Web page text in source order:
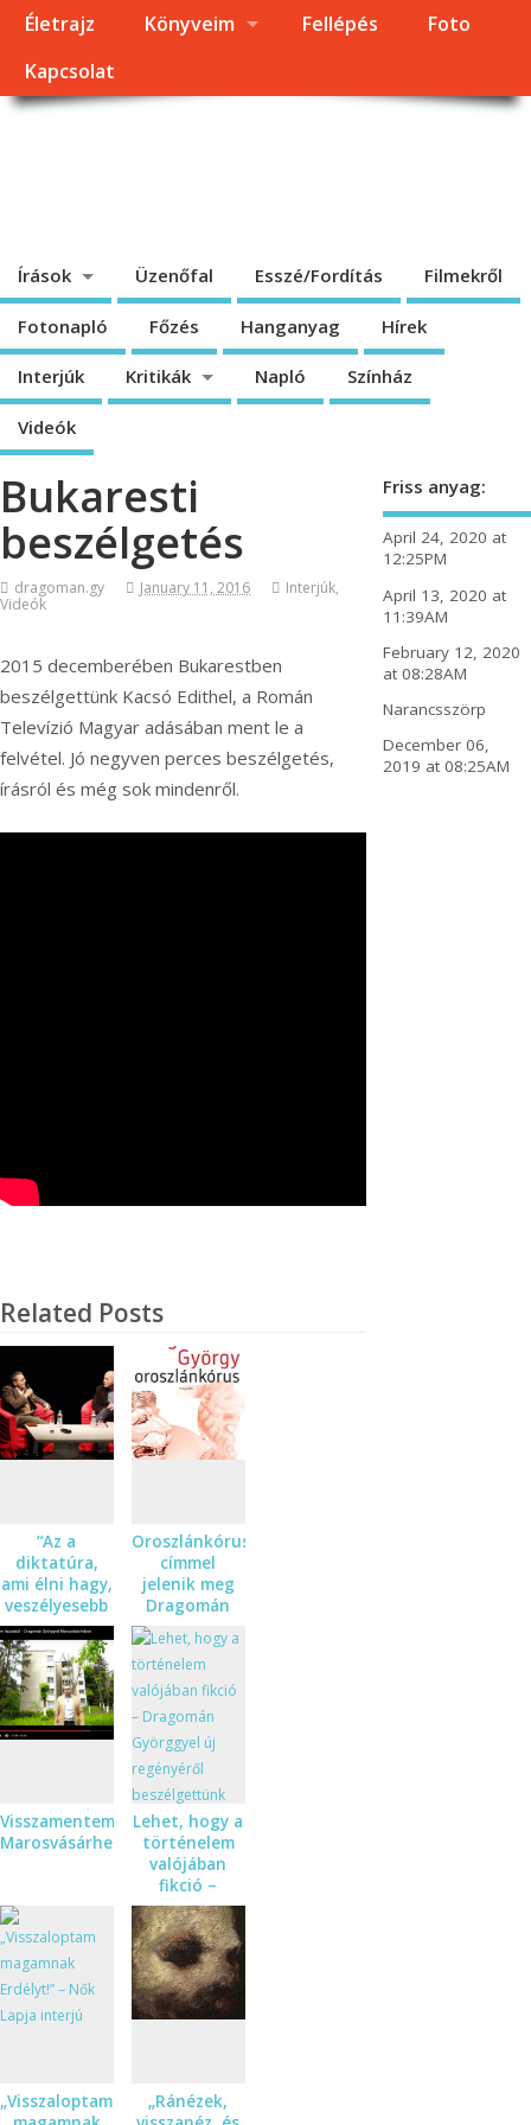
Életrajz Könyveim Fellépés
Foto
Kapcsolat
Írások Üzenőfal Esszé/Fordítás Filmekről
Fotonapló Főzés Hanganyag Hírek
Interjúk Kritikák Napló Színház
Videók
Bukaresti
beszélgetés
dragoman.gy January 11, 2016 Interjúk,
Videók
2015 decemberében Bukarestben
beszélgettünk Kacsó Edithel, a Román
Televízió Magyar adásában ment le a
felvétel. Jó negyven perces beszélgetés,
írásról és még sok mindenről.
Related Posts
“Az a
diktatúra,
ami élni hagy,
veszélyesebb
annál, ami el
akar
pusztítani” –
Dragomán
György és
Visky András
Oroszlánkórus
címmel
jelenik meg
Dragomán
György első
novelláskötete
Visszamentem
Marosvásárhelyre
Lehet, hogy a
történelem
valójában
fikció –
Dragomán
Györggyel új
regényéről
beszélgettünk
„Visszaloptam
„Ránézek,
Friss anyag:
April 24, 2020 at
12:25PM
April 13, 2020 at
11:39AM
February 12, 2020
at 08:28AM
Narancsszörp
December 06,
2019 at 08:25AM